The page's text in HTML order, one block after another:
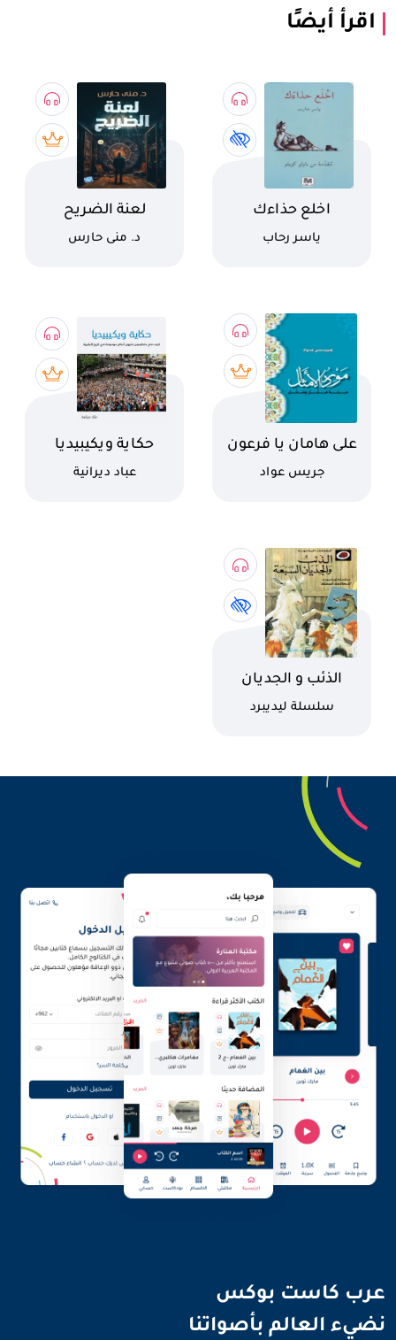
اقرأ أيضًا
اسم الكتاب
اخلع حذاءك
كاتب
ياسر رحاب
اسم الكتاب
لعنة الضريح
كاتب
د. منى حارس
اسم الكتاب
على هامان يا فرعون
كاتب
جريس عواد
اسم الكتاب
حكاية ويكيبيديا
كاتب
عباد ديرانية
اسم الكتاب
الذئب و الجديان
السبعةكاتب
سلسلة ليديبرد
عرب كاست بوكس
نضيء العالم بأصواتنا